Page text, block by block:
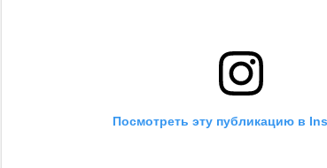
Посмотреть эту публикацию в